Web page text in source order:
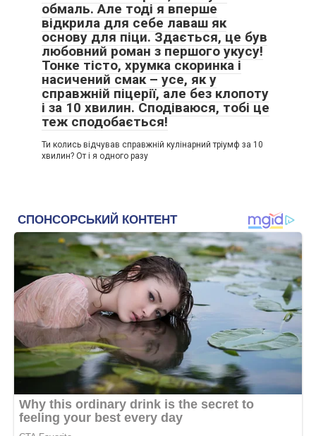
обмаль. Але тоді я вперше
відкрила для себе лаваш як
основу для піци. Здається, це був
любовний роман з першого укусу!
Тонке тісто, хрумка скоринка і
насичений смак – усе, як у
справжній піцерії, але без клопоту
і за 10 хвилин. Сподіваюся, тобі це
теж сподобається!
Ти колись відчував справжній кулінарний тріумф за 10
хвилин? От і я одного разу